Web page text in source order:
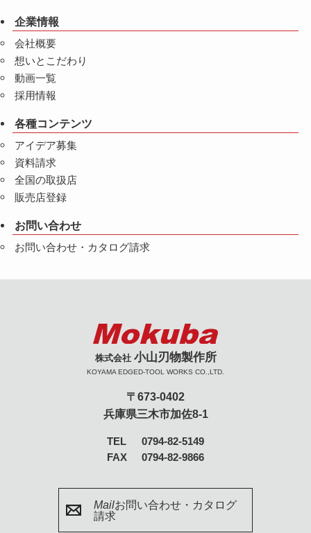
企業情報
会社概要
想いとこだわり
動画一覧
採用情報
各種コンテンツ
アイデア募集
資料請求
全国の取扱店
販売店登録
お問い合わせ
お問い合わせ・カタログ請求
株式会社 小山刃物製作所
KOYAMA EDGED-TOOL WORKS CO.,LTD.
〒673-0402
兵庫県三木市加佐8-1
TEL
0794-82-5149
FAX
0794-82-9866
Mailお問い合わせ・カタログ
請求